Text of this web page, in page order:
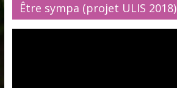
Être sympa (projet ULIS 2018)